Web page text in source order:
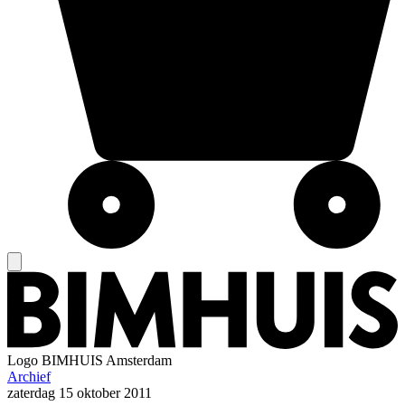
Logo BIMHUIS Amsterdam
Archief
zaterdag 15 oktober 2011